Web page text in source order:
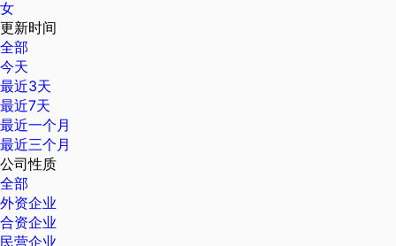
女
更新时间
全部
今天
最近3天
最近7天
最近一个月
最近三个月
公司性质
全部
外资企业
合资企业
民营企业